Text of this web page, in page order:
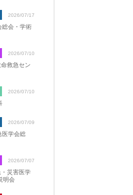
2026/07/17
会・学術
2026/07/10
救急セン
2026/07/10
2026/07/09
学会総
2026/07/07
災害医学
明会